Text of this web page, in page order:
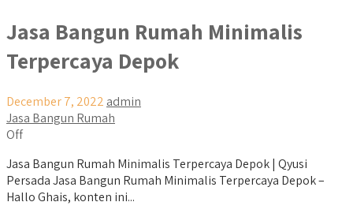
Jasa Bangun Rumah Minimalis
Terpercaya Depok
December 7, 2022 admin
Jasa Bangun Rumah
Off
Jasa Bangun Rumah Minimalis Terpercaya Depok | Qyusi
Persada Jasa Bangun Rumah Minimalis Terpercaya Depok –
Hallo Ghais, konten ini...